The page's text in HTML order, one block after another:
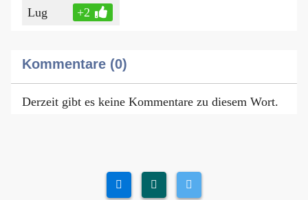
Lug +2
Kommentare (0)
Derzeit gibt es keine Kommentare zu diesem Wort.